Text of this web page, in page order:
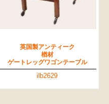
英国製アンティーク
楢材
ゲートレッグワゴンテーブル
ilb2629